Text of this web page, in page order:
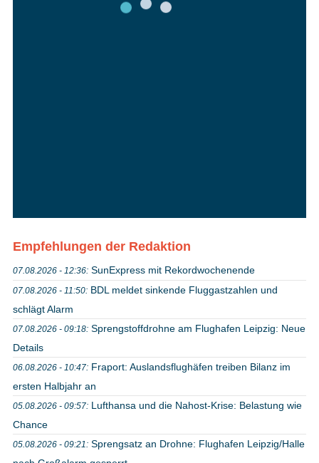
Empfehlungen der Redaktion
07.08.2026 - 12:36: SunExpress mit Rekordwochenende
07.08.2026 - 11:50: BDL meldet sinkende Fluggastzahlen und
schlägt Alarm
07.08.2026 - 09:18: Sprengstoffdrohne am Flughafen Leipzig: Neue
Details
06.08.2026 - 10:47: Fraport: Auslandsflughäfen treiben Bilanz im
ersten Halbjahr an
05.08.2026 - 09:57: Lufthansa und die Nahost-Krise: Belastung wie
Chance
05.08.2026 - 09:21: Sprengsatz an Drohne: Flughafen Leipzig/Halle